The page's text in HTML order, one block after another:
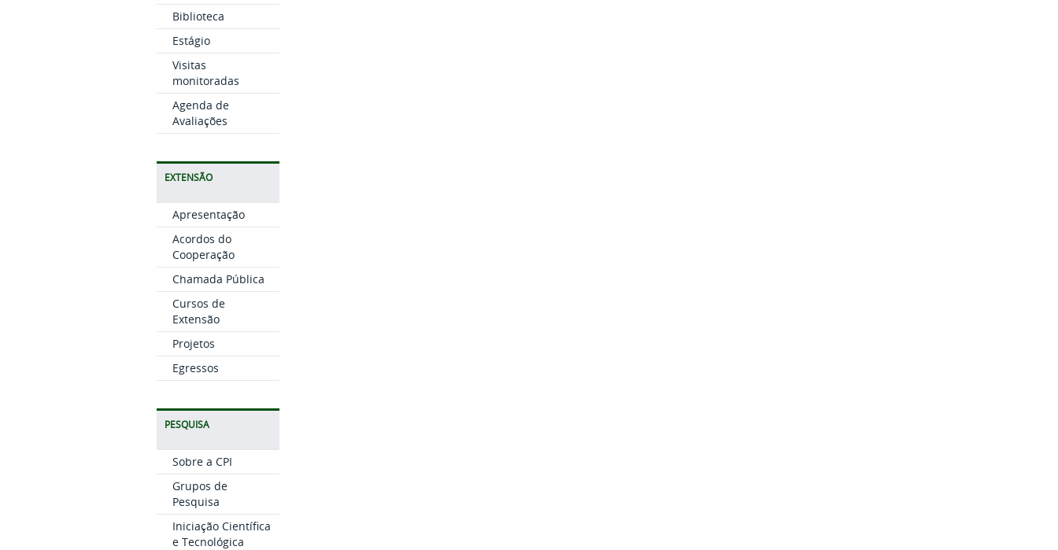
Biblioteca
Estágio
Visitas
monitoradas
Agenda de
Avaliações
EXTENSÃO
Apresentação
Acordos do
Cooperação
Chamada Pública
Cursos de
Extensão
Projetos
Egressos
PESQUISA
Sobre a CPI
Grupos de
Pesquisa
Iniciação Científica
e Tecnológica